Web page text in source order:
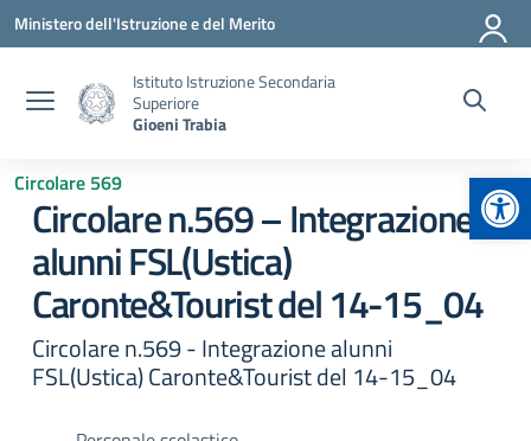
Vai ai contenuti
Vai al menu di navigazione
Vai al footer
Ministero dell'Istruzione e del Merito
Istituto Istruzione Secondaria
Superiore
Gioeni Trabia
Circolare 569
Circolare n.569 – Integrazione
alunni FSL(Ustica)
Caronte&Tourist del 14-15_04
Circolare n.569 - Integrazione alunni
FSL(Ustica) Caronte&Tourist del 14-15_04